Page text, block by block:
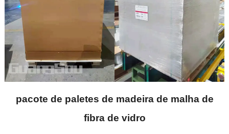
pacote de paletes de madeira de malha de
fibra de vidro